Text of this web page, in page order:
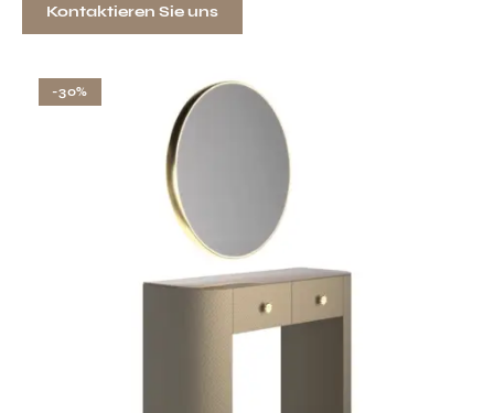
Kontaktieren Sie uns
-30%